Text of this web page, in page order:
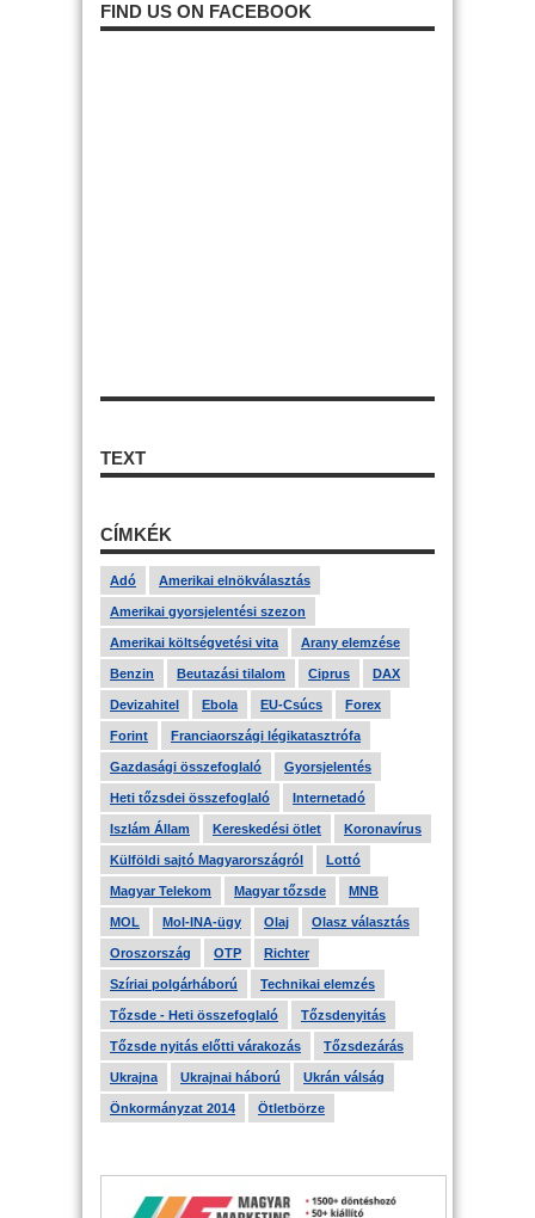
FIND US ON FACEBOOK
TEXT
CÍMKÉK
Adó Amerikai elnökválasztás
Amerikai gyorsjelentési szezon
Amerikai költségvetési vita Arany elemzése
Benzin Beutazási tilalom Ciprus DAX
Devizahitel Ebola EU-Csúcs Forex
Forint Franciaországi légikatasztrófa
Gazdasági összefoglaló Gyorsjelentés
Heti tőzsdei összefoglaló Internetadó
Iszlám Állam Kereskedési ötlet Koronavírus
Külföldi sajtó Magyarországról Lottó
Magyar Telekom Magyar tőzsde MNB
MOL Mol-INA-ügy Olaj Olasz választás
Oroszország OTP Richter
Szíriai polgárháború Technikai elemzés
Tőzsde - Heti összefoglaló Tőzsdenyitás
Tőzsde nyitás előtti várakozás Tőzsdezárás
Ukrajna Ukrajnai háború Ukrán válság
Önkormányzat 2014 Ötletbörze